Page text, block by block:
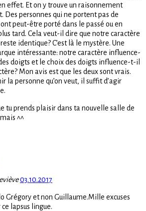
effet. Et on y trouve un raisonnement
Des personnes qui ne portent pas de
ont peut-être porté dans le passé ou en
tard. Cela veut-il dire que notre caractère
identique? C’est là le mystère. Une
intéressante: notre caractère influence-
doigts et le choix des doigts influence-t-il
Mon avis est que les deux sont vrais.
la personne qu’on veut, il suffit d’agir
tu prends plaisir dans ta nouvelle salle de
^^
03.10.2017
Grégory et non Guillaume.Mille excuses
ce lapsus lingue.